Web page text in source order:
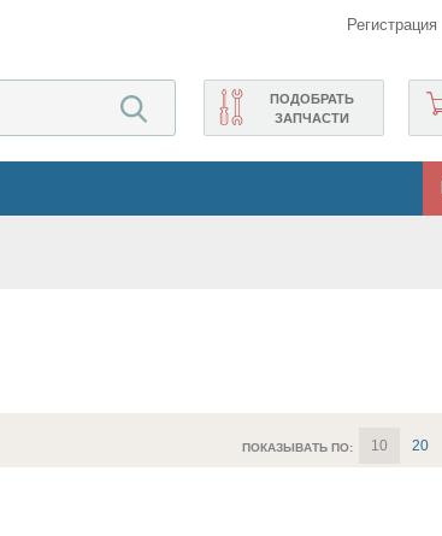
Регистрация
ПОДОБРАТЬ
ЗАПЧАСТИ
ПОКАЗЫВАТЬ ПО: 10 20